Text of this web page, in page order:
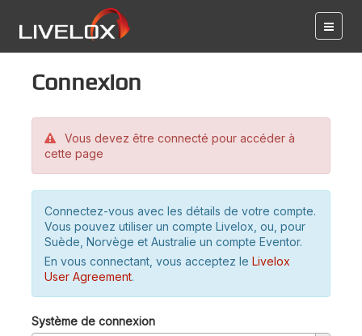
Connexion
Vous devez être connecté pour accéder à
cette page
Connectez-vous avec les détails de votre compte.
Vous pouvez utiliser un compte Livelox, ou, pour
Suède, Norvège et Australie un compte Eventor.
En vous connectant, vous acceptez le Livelox
User Agreement.
Système de connexion